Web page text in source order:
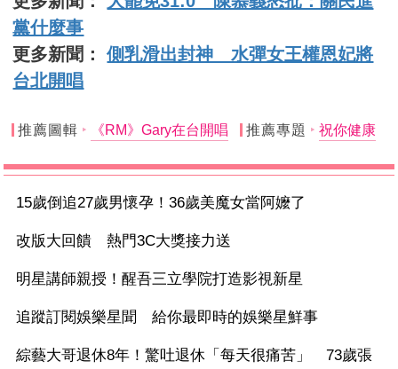
黨什麼事
更多新聞：側乳滑出封神 水彈女王權恩妃將
台北開唱
推薦圖輯 《RM》Gary在台開唱 推薦專題 祝你健康
15歲倒追27歲男懷孕！36歲美魔女當阿嬤了
改版大回饋 熱門3C大獎接力送
明星講師親授！醒吾三立學院打造影視新星
追蹤訂閱娛樂星聞 給你最即時的娛樂星鮮事
綜藝大哥退休8年！驚吐退休「每天很痛苦」 73歲張